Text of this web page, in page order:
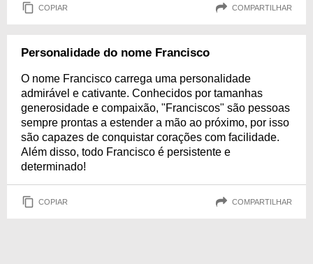
COPIAR COMPARTILHAR
Personalidade do nome Francisco
O nome Francisco carrega uma personalidade
admirável e cativante. Conhecidos por tamanhas
generosidade e compaixão, "Franciscos" são pessoas
sempre prontas a estender a mão ao próximo, por isso
são capazes de conquistar corações com facilidade.
Além disso, todo Francisco é persistente e
determinado!
COPIAR COMPARTILHAR